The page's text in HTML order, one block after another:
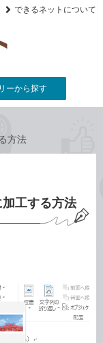
できるネットについて
ーから探す
方法
工する方法